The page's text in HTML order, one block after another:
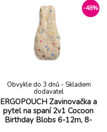
tím je látka více vycpaná a
izolována. Popis: Pytel na
spaní pro miminka a batolata
určený pro děti, obvykle od
přibližně 3 měsíců. Pytel
-48%
ERGOPOUCH Zavinovačka a
pytel na spaní 2v1 Cocoon
Birthday Blobs 6-12m, 8-
Obvykle do 3 dnů - Skladem
dodavatel